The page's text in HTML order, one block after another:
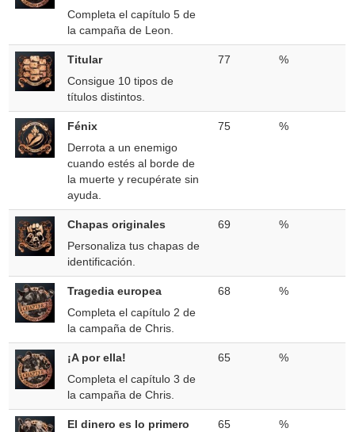
Completa el capítulo 5 de
la campaña de Leon.
Titular
Consigue 10 tipos de
títulos distintos.
77 %
Fénix
Derrota a un enemigo
cuando estés al borde de
la muerte y recupérate sin
ayuda.
75 %
Chapas originales
Personaliza tus chapas de
identificación.
69 %
Tragedia europea
Completa el capítulo 2 de
la campaña de Chris.
68 %
¡A por ella!
Completa el capítulo 3 de
la campaña de Chris.
65 %
El dinero es lo primero 65 %